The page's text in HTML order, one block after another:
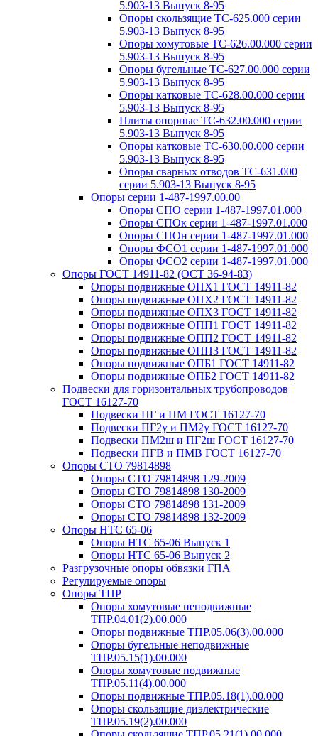
5.903-13 Выпуск 8-95
Опоры скользящие ТС-625.000 серии
5.903-13 Выпуск 8-95
Опоры хомутовые ТС-626.00.000 серии
5.903-13 Выпуск 8-95
Опоры бугельные ТС-627.00.000 серии
5.903-13 Выпуск 8-95
Опоры катковые ТС-628.00.000 серии
5.903-13 Выпуск 8-95
Плиты опорные ТС-632.00.000 серии
5.903-13 Выпуск 8-95
Опоры катковые ТС-630.00.000 серии
5.903-13 Выпуск 8-95
Опоры сварных отводов ТС-631.000
серии 5.903-13 Выпуск 8-95
Опоры серии 1-487-1997.00.00
Опоры СПО серии 1-487-1997.01.000
Опоры СПОк серии 1-487-1997.01.000
Опоры СПОн серии 1-487-1997.01.000
Опоры ФСО1 серии 1-487-1997.01.000
Опоры ФСО2 серии 1-487-1997.01.000
Опоры ГОСТ 14911-82 (ОСТ 36-94-83)
Опоры подвижные ОПХ1 ГОСТ 14911-82
Опоры подвижные ОПХ2 ГОСТ 14911-82
Опоры подвижные ОПХ3 ГОСТ 14911-82
Опоры подвижные ОПП1 ГОСТ 14911-82
Опоры подвижные ОПП2 ГОСТ 14911-82
Опоры подвижные ОПП3 ГОСТ 14911-82
Опоры подвижные ОПБ1 ГОСТ 14911-82
Опоры подвижные ОПБ2 ГОСТ 14911-82
Подвески для горизонтальных трубопроводов
ГОСТ 16127-70
Подвески ПГ и ПМ ГОСТ 16127-70
Подвески ПГ2у и ПМ2у ГОСТ 16127-70
Подвески ПМ2ш и ПГ2ш ГОСТ 16127-70
Подвески ПГВ и ПМВ ГОСТ 16127-70
Опоры СТО 79814898
Опоры СТО 79814898 129-2009
Опоры СТО 79814898 130-2009
Опоры СТО 79814898 131-2009
Опоры СТО 79814898 132-2009
Опоры НТС 65-06
Опоры НТС 65-06 Выпуск 1
Опоры НТС 65-06 Выпуск 2
Разгрузочные опоры обвязки ГПА
Регулируемые опоры
Опоры ТПР
Опоры хомутовые неподвижные
ТПР.04.01(2).00.000
Опоры подвижные ТПР.05.06(3).00.000
Опоры бугельные неподвижные
ТПР.05.15(1).00.000
Опоры хомутовые подвижные
ТПР.05.11(4).00.000
Опоры подвижные ТПР.05.18(1).00.000
Опоры скользящие диэлектрические
ТПР.05.19(2).00.000